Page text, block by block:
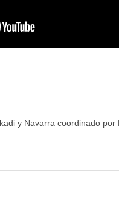
y Navarra coordinado por